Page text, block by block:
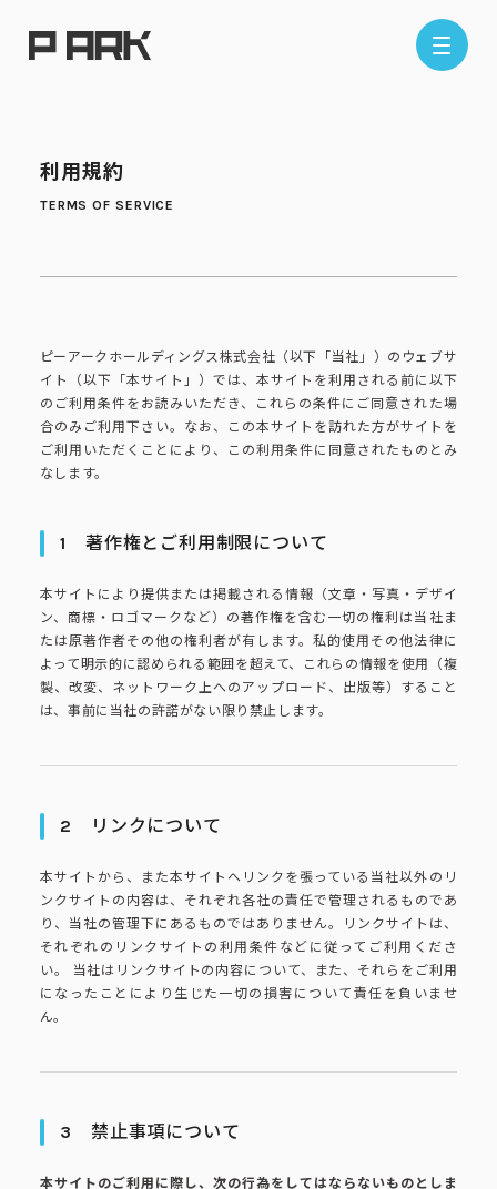
店舗情報
エリアから探す
現在地から探す
パチンコ・スロット
企業情報
企業情報 トップ
企業・団体向け募集情報
コーポレートブック
CSR活動
CSR理念
eco10プロジェクト
CSRニュース
トピックス
IR情報 お問い合わせ
利用規約
ピーアークホールディングス株式会社（以下「当社」）のウェブサ
イト（以下「本サイト」）では、本サイトを利用される前に以下
のご利用条件をお読みいただき、これらの条件にご同意された場
合のみご利用下さい。なお、この本サイトを訪れた方がサイトを
ご利用いただくことにより、この利用条件に同意されたものとみ
なします。
1 著作権とご利用制限について
本サイトにより提供または掲載される情報（文章・写真・デザイ
ン、商標・ロゴマークなど）の著作権を含む一切の権利は当社ま
たは原著作者その他の権利者が有します。私的使用その他法律に
よって明示的に認められる範囲を超えて、これらの情報を使用（複
製、改変、ネットワーク上へのアップロード、出版等）すること
は、事前に当社の許諾がない限り禁止します。
2 リンクについて
本サイトから、また本サイトへリンクを張っている当社以外のリ
ンクサイトの内容は、それぞれ各社の責任で管理されるものであ
り、当社の管理下にあるものではありません。リンクサイトは、
それぞれのリンクサイトの利用条件などに従ってご利用くださ
い。 当社はリンクサイトの内容について、また、それらをご利用
になったことにより生じた一切の損害について責任を負いませ
ん。
3 禁止事項について
本サイトのご利用に際し、次の行為をしてはならないものとしま